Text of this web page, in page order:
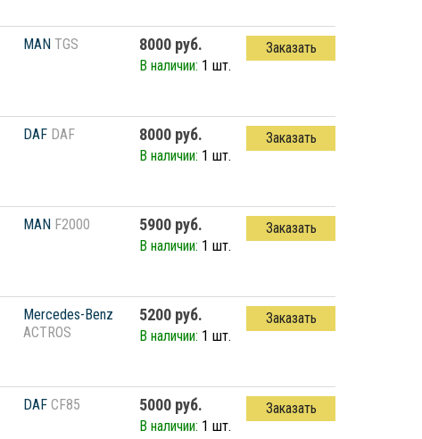
MAN TGS 8000 руб.
В наличии: 1 шт.
Заказать
DAF DAF 8000 руб.
В наличии: 1 шт.
Заказать
MAN F2000 5900 руб.
В наличии: 1 шт.
Заказать
Mercedes-Benz
ACTROS
5200 руб.
В наличии: 1 шт.
Заказать
DAF CF85 5000 руб.
В наличии: 1 шт.
Заказать